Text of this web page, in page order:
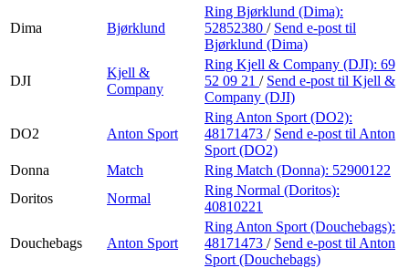
Dima Bjørklund
Ring Bjørklund (Dima):
52852380 / Send e-post til
Bjørklund (Dima)
DJI
Kjell &
Company
Ring Kjell & Company (DJI): 69
52 09 21 / Send e-post til Kjell &
Company (DJI)
DO2 Anton Sport
Ring Anton Sport (DO2):
48171473 / Send e-post til Anton
Sport (DO2)
Donna
Match Ring Match (Donna): 52900122
Doritos
Normal
Ring Normal (Doritos):
40810221
Douchebags Anton Sport
Ring Anton Sport (Douchebags):
48171473 / Send e-post til Anton
Sport (Douchebags)